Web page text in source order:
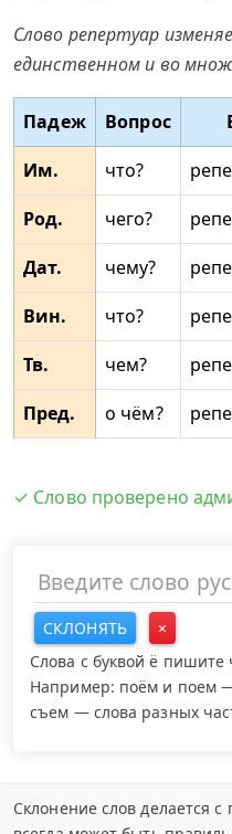
Слово репертуар
единственном и во
Падеж Вопрос
Им.
что?
Род.
чего?
Дат.
чему?
Вин.
что?
Тв.
чем?
Пред.
о чём?
✓ Слово проверено
СКЛОНЯТЬ
×
Слова с буквой ё пишите
Например: поём и поем
съем — слова разных
Склонение слов делается